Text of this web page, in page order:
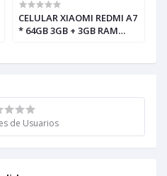
de Usuarios
CELULAR XIAOMI REDMI A7
* 64GB 3GB + 3GB RAM